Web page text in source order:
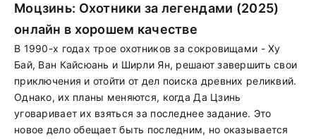
Моцзинь: Охотники за легендами (2025)
онлайн в хорошем качестве
В 1990-х годах трое охотников за сокровищами - Ху
Бай, Ван Кайсюань и Ширли Ян, решают завершить свои
приключения и отойти от дел поиска древних реликвий.
Однако, их планы меняются, когда Да Цзинь
уговаривает их взяться за последнее задание. Это
новое дело обещает быть последним, но оказывается